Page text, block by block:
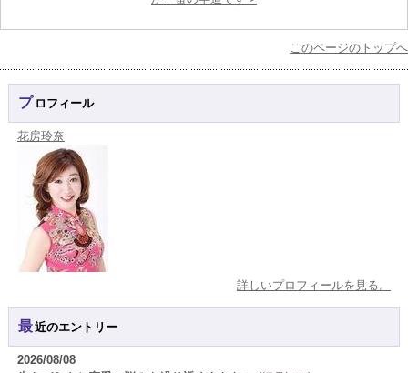
このページのトップへ
プロフィール
花房玲奈
詳しいプロフィールを見る。
最近のエントリー
2026/08/08